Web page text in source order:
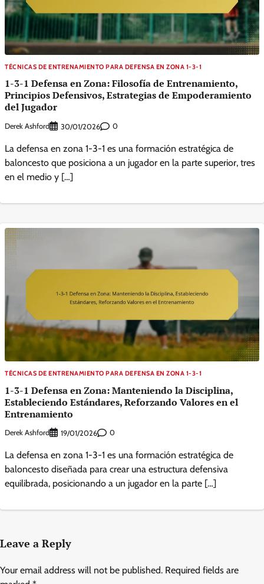
TÉCNICAS DE ENTRENAMIENTO PARA DEFENSA EN ZONA 1-3-1
1-3-1 Defensa en Zona: Filosofía de Entrenamiento,
Principios Defensivos, Estrategias de Empoderamiento
del Jugador
Derek Ashford 30/01/2026 0
La defensa en zona 1-3-1 es una formación estratégica de
baloncesto que posiciona a un jugador en la parte superior, tres
en el medio y […]
TÉCNICAS DE ENTRENAMIENTO PARA DEFENSA EN ZONA 1-3-1
1-3-1 Defensa en Zona: Manteniendo la Disciplina,
Estableciendo Estándares, Reforzando Valores en el
Entrenamiento
Derek Ashford 19/01/2026 0
La defensa en zona 1-3-1 es una formación estratégica de
baloncesto diseñada para crear una estructura defensiva
equilibrada, posicionando a un jugador en la parte […]
Leave a Reply
Your email address will not be published. Required fields are